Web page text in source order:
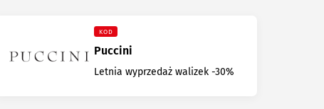
KOD
Puccini
Letnia wyprzedaż walizek -30%